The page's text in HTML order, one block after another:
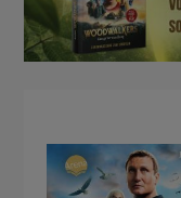
BUCHTIPPS